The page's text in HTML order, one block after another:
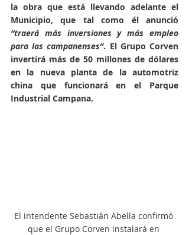
la obra que está llevando adelante el
“traerá más inversiones y más empleo
para los campanenses”. El Grupo Corven
invertirá más de 50 millones de dólares
en la nueva planta de la automotriz
china que funcionará en el Parque
Industrial Campana.
El intendente Sebastián Abella confirmó
que el Grupo Corven instalará en